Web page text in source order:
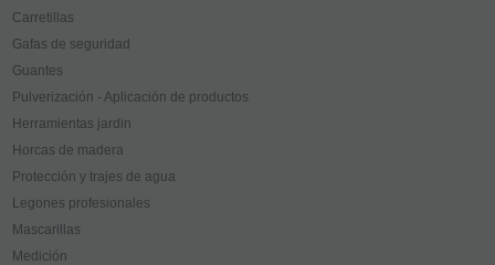
Carretillas
Gafas de seguridad
Guantes
Pulverización - Aplicación de productos
Herramientas jardin
Horcas de madera
Protección y trajes de agua
Legones profesionales
Mascarillas
Medición